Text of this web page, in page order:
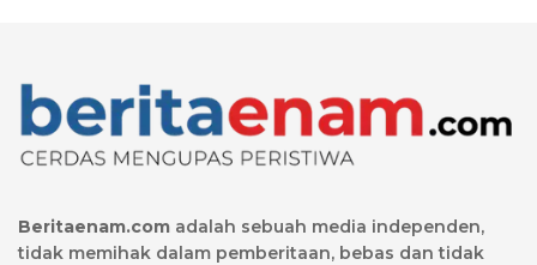
Beritaenam.com adalah sebuah media independen,
tidak memihak dalam pemberitaan, bebas dan tidak